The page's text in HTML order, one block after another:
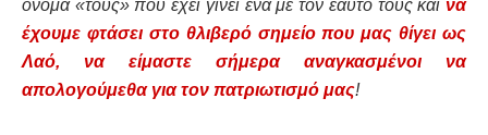
όνομά «τους» που έχει γίνει ένα με τον εαυτό τους και να
έχουμε φτάσει στο θλιβερό σημείο που μας θίγει ως
Λαό, να είμαστε σήμερα αναγκασμένοι να
απολογούμεθα για τον πατριωτισμό μας!